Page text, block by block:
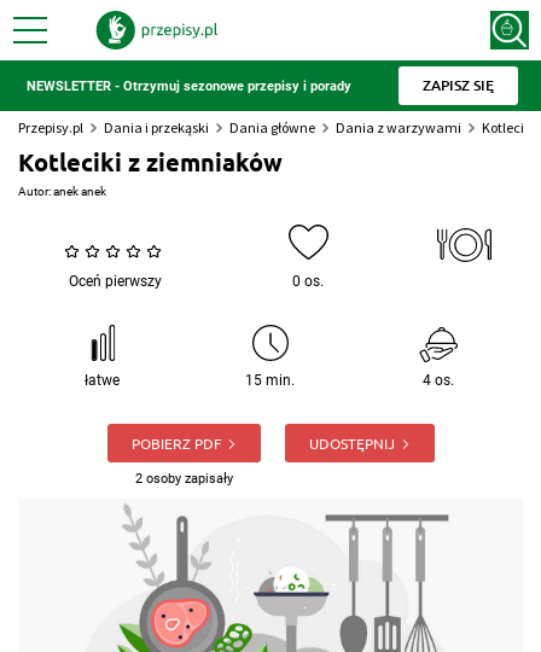
NEWSLETTER - Otrzymuj sezonowe przepisy i porady ZAPISZ SIĘ
Przepisy.pl Dania i przekąski Dania główne Dania z warzywami Kotleciki
Kotleciki z ziemniaków
Autor:anek anek
Oceń pierwszy 0 os.
łatwe 15 min. 4 os.
POBIERZ PDF
2 osoby zapisały
UDOSTĘPNIJ